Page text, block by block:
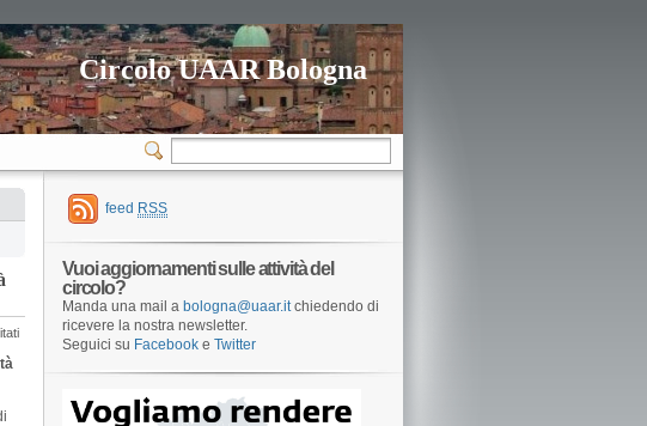
Circolo UAAR Bologna
Passa
regionale
feed RSS
Vuoi aggiornamenti sulle attività del
circolo?
Manda una mail a bologna@uaar.itchiedendo di
ricevere la nostra newsletter.
Seguici su Facebook e Twitter